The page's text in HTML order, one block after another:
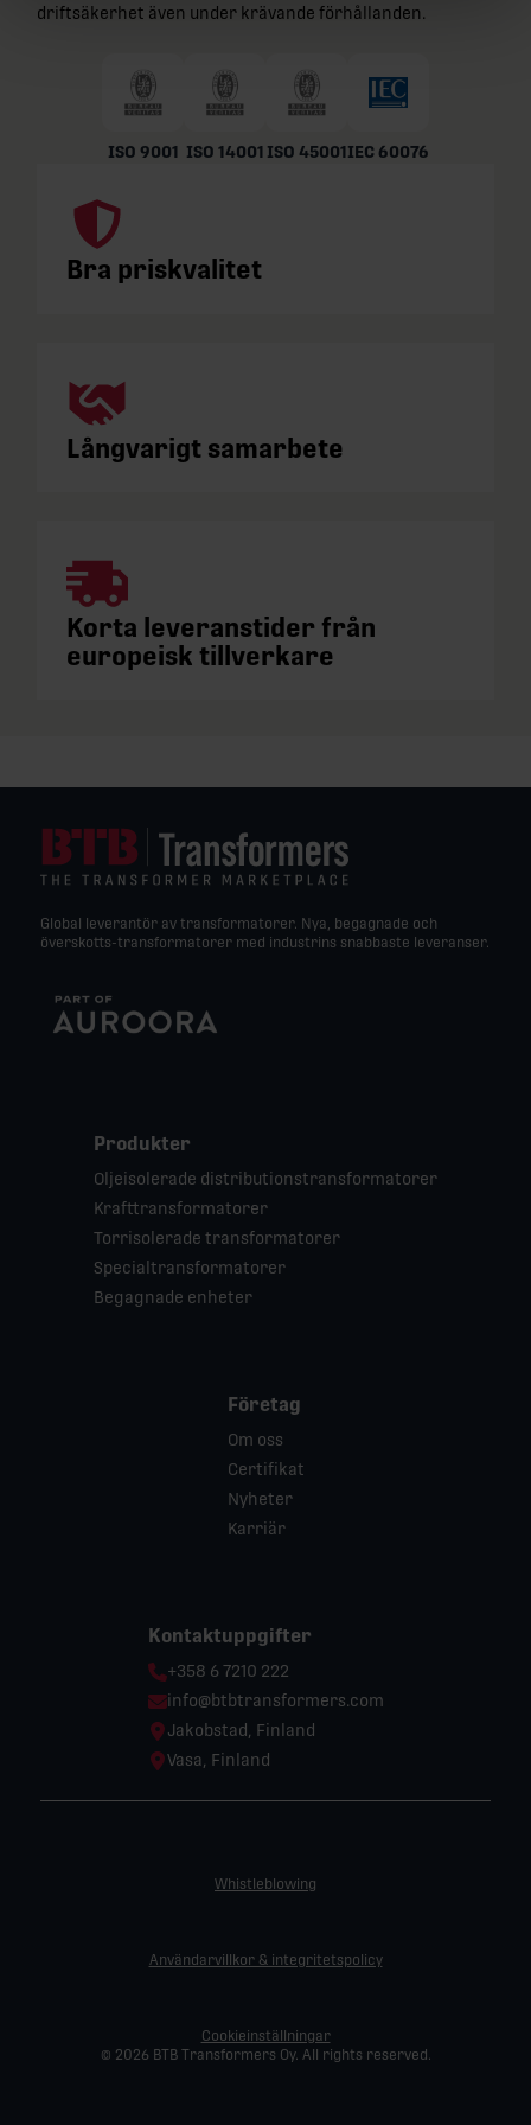
driftsäkerhet även under krävande förhållanden.
ISO 9001 ISO 14001 ISO 45001IEC 60076
Bra priskvalitet
Långvarigt samarbete
Korta leveranstider från
europeisk tillverkare
Global leverantör av transformatorer. Nya, begagnade och
överskotts-transformatorer med industrins snabbaste leveranser.
Produkter
Oljeisolerade distributionstransformatorer
Krafttransformatorer
Torrisolerade transformatorer
Specialtransformatorer
Begagnade enheter
Företag
Om oss
Certifikat
Nyheter
Karriär
Kontaktuppgifter
Phone:
+358 6 7210 222
Email:
info@btbtransformers.com
Location:
Jakobstad, Finland
Location:
Vasa, Finland
© 2026 BTB Transformers Oy. All rights reserved.
Whistleblowing
Användarvillkor & integritetspolicy
Cookieinställningar